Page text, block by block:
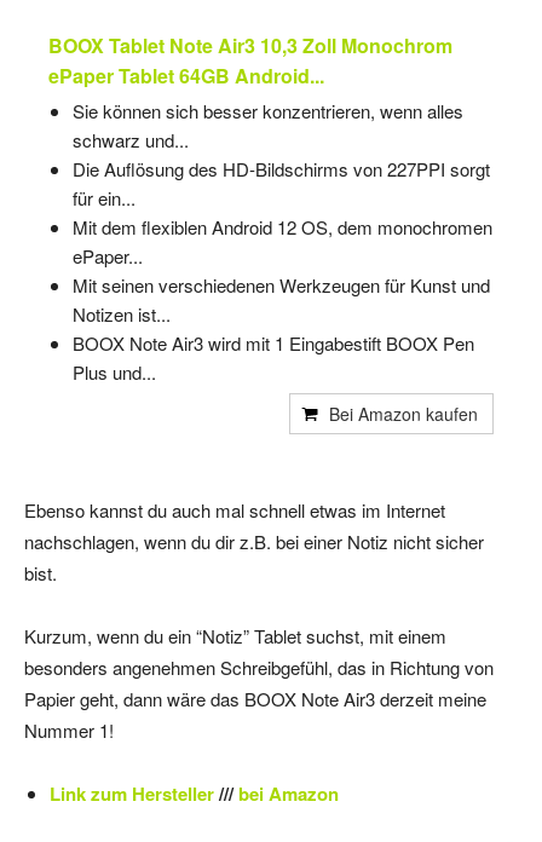
BOOX Tablet Note Air3 10,3 Zoll Monochrom
ePaper Tablet 64GB Android...
Sie können sich besser konzentrieren, wenn alles
schwarz und...
Die Auflösung des HD-Bildschirms von 227PPI sorgt
für ein...
Mit dem flexiblen Android 12 OS, dem monochromen
ePaper...
Mit seinen verschiedenen Werkzeugen für Kunst und
Notizen ist...
BOOX Note Air3 wird mit 1 Eingabestift BOOX Pen
Plus und...
Bei Amazon kaufen
Ebenso kannst du auch mal schnell etwas im Internet
nachschlagen, wenn du dir z.B. bei einer Notiz nicht sicher
bist.
Kurzum, wenn du ein “Notiz” Tablet suchst, mit einem
besonders angenehmen Schreibgefühl, das in Richtung von
Papier geht, dann wäre das BOOX Note Air3 derzeit meine
Nummer 1!
Link zum Hersteller///bei Amazon